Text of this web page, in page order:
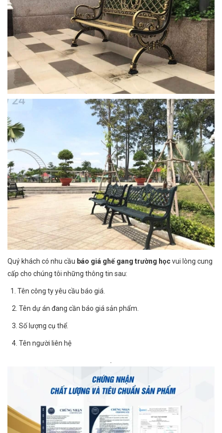
Quý khách có nhu cầu báo giá ghế gang trường họcvui lòng cung
cấp cho chúng tôi những thông tin sau:
1. Tên công ty yêu cầu báo giá.
2. Tên dự án đang cần báo giá sản phẩm.
3. Số lượng cụ thể.
4. Tên người liên hệ
.